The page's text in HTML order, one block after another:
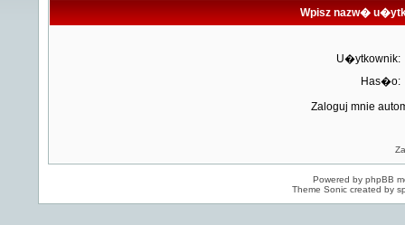
Wpisz nazw�
U�ytkownik:
Has�o:
Zaloguj mnie
Powered by phpBB
Theme Sonic created by